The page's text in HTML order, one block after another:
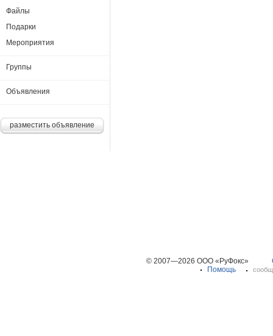
Файлы
Подарки
Мероприятия
Группы
Объявления
разместить объявление
© 2007—2026 ООО «РуФокс»
Помощь